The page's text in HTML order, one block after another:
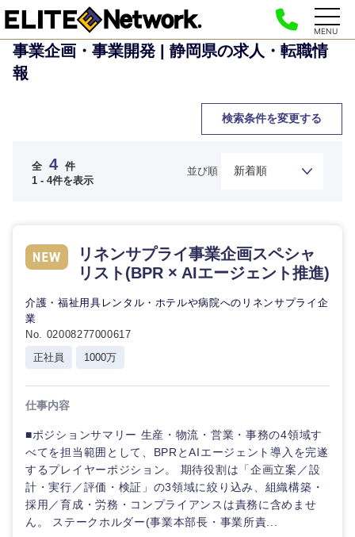
MENU
事業企画・事業開発 | 静岡県の求人・転職情
報
検索条件を変更する
ご希望の職種を選択してください
経
企
事
業
画
経営ボー
ド
管理
事業管理
新規事業企画・立上げ
ご希望の職種を選択してください
経営企画・事業企画
管理
SCM
人事
マーケティング
ご希望の業界を選択してください
商社・卸
自動車・機械・船舶
電気・電子・半導体
素材・化学・金属
ご希望の勤務地を選択してください
北海道・東北地方
宮城県 山形県
福島県
ご希望条件を入力ください
推奨年齢
40代 50代
フリーワード
全 4 件
1 - 4件を表示
並び順
リネンサプライ事業企画スペシャ
リスト(BPR × AIエージェント推進)
介護・福祉用具レンタル・ホテルや病院へのリネンサプライ企
業
No. 02008277000617
正社員
1000万
仕事内容
■ポジションサマリー 生産・物流・営業・事務の4領域す
べてを担当範囲として、BPRとAIエージェント導入を完遂
するプレイヤーポジション。 期待役割は「企画立案／設
計・実行／評価・検証」の3領域に絞り込み、組織構築・
採用／育成・労務・コンプライアンスは責務に含めませ
ん。 ステークホルダー(事業本部長・事業所責...